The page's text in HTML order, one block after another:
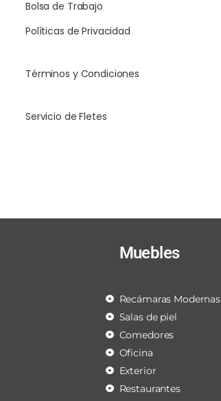
Bolsa de Trabajo
Políticas de Privacidad
Términos y Condiciones
Servicio de Fletes
Muebles
Recámaras Modernas
Salas de piel
Comedores
Oficina
Exterior
Restaurantes